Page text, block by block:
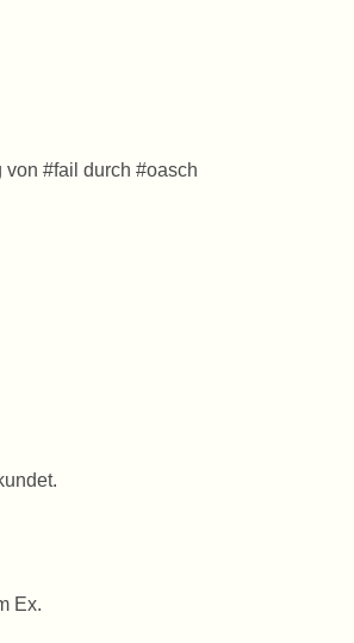
#fail durch #oasch
Ex.